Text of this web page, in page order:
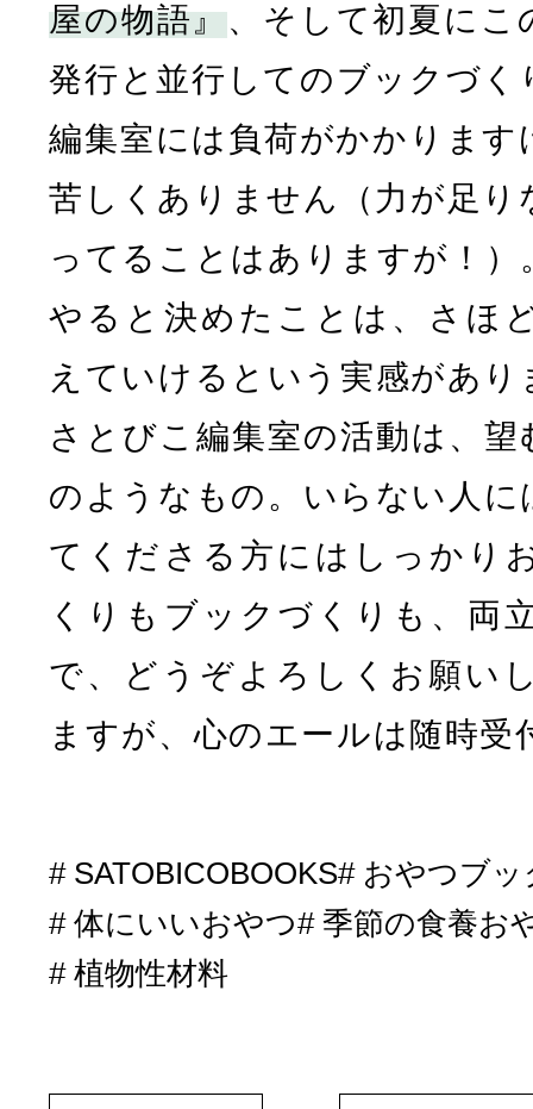
屋の物語』、そして初夏に
発行と並行してのブックづく
編集室には負荷がかかります
苦しくありません（力が足り
ってることはありますが！
やると決めたことは、さほ
えていけるという実感があり
さとびこ編集室の活動は、
のようなもの。いらない人
てくださる方にはしっかり
くりもブックづくりも、両
で、どうぞよろしくお願い
ますが、心のエールは随時受
SATOBICOBOOKS おやつブッ
体にいいおやつ 季節の食養お
植物性材料